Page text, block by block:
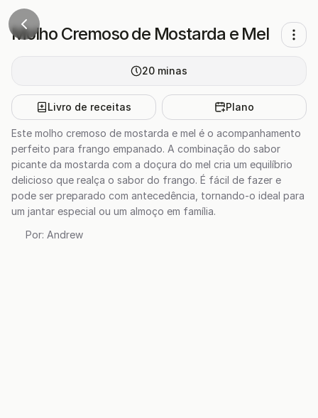
Molho Cremoso de Mostarda e Mel
20 minas
Livro de receitas Plano
Este molho cremoso de mostarda e mel é o acompanhamento
perfeito para frango empanado. A combinação do sabor
picante da mostarda com a doçura do mel cria um equilíbrio
delicioso que realça o sabor do frango. É fácil de fazer e
pode ser preparado com antecedência, tornando-o ideal para
um jantar especial ou um almoço em família.
Por: Andrew